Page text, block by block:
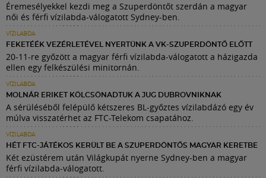
Éremesélyekkel kezdi meg a Szuperdöntőt szerdán a magyar
női és férfi vízilabda-válogatott Sydney-ben.
VÍZILABDA
FEKETÉÉK VEZÉRLETÉVEL NYERTÜNK A VK-SZUPERDÖNTŐ ELŐTT
20-11-re győzött a magyar férfi vízilabda-válogatott a házigazda
ellen egy felkészülési minitornán.
VÍZILABDA
MOLNÁR ERIKET KÖLCSÖNADTUK A JUG DUBROVNIKNAK
A sérüléséből felépülő kétszeres BL-győztes vízilabdázó egy év
múlva visszatérhet az FTC-Telekom csapatához.
VÍZILABDA
HÉT FTC-JÁTÉKOS KERÜLT BE A SZUPERDÖNTŐS MAGYAR KERETBE
Két ezüstérem után Világkupát nyerne Sydney-ben a magyar
férfi vízilabda-válogatott.